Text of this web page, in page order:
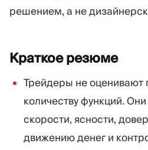
решением, а не
Краткоерезюме
Трейдеры не оценивают
количеству функций.
скорости, ясности,
движению денег и